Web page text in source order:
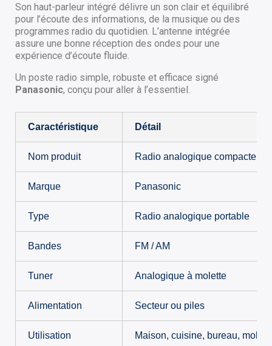
Son haut-parleur intégré délivre un son clair et équilibré
pour l’écoute des informations, de la musique ou des
programmes radio du quotidien. L’antenne intégrée
assure une bonne réception des ondes pour une
expérience d’écoute fluide.
Un poste radio simple, robuste et efficace signé
Panasonic, conçu pour aller à l’essentiel.
Caractéristique Détail
Nom produit Radio analogique compacte
Marque Panasonic
Type Radio analogique portable
Bandes FM / AM
Tuner Analogique à molette
Alimentation Secteur ou piles
Utilisation Maison, cuisine, bureau,